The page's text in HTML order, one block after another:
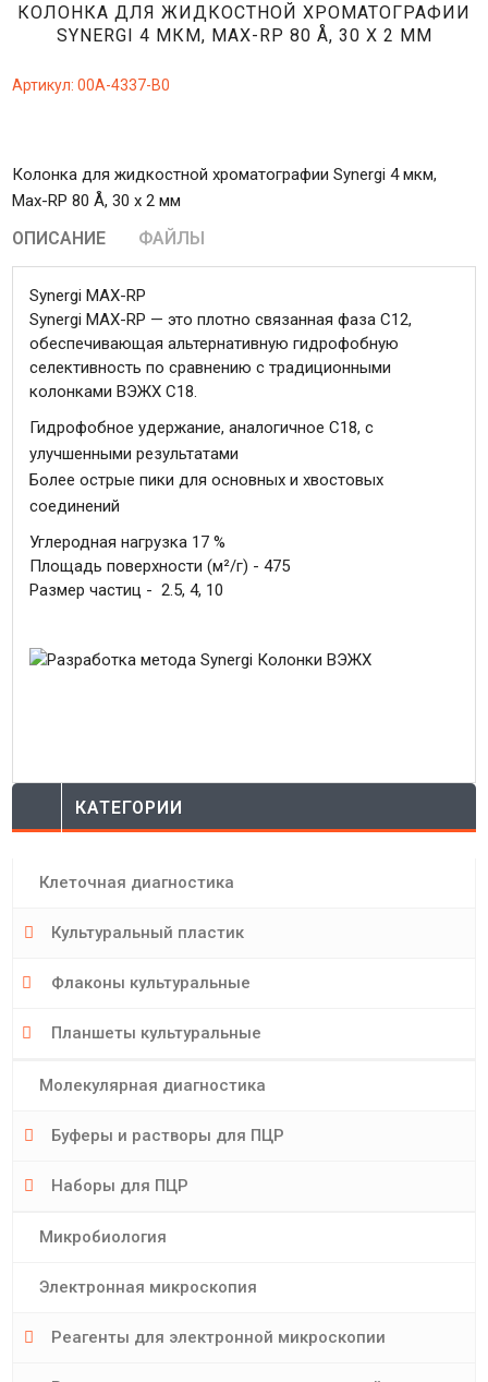
КОЛОНКА ДЛЯ ЖИДКОСТНОЙ ХРОМАТОГРАФИИ
SYNERGI 4 МКМ, MAX-RP 80 Å, 30 X 2 ММ
Артикул:00A-4337-B0
Колонка для жидкостной хроматографии Synergi 4 мкм,
Max-RP 80 Å, 30 x 2 мм
ОПИСАНИЕ ФАЙЛЫ
Synergi MAX-RP
Synergi MAX-RP — это плотно связанная фаза C12,
обеспечивающая альтернативную гидрофобную
селективность по сравнению с традиционными
колонками ВЭЖХ C18.
Гидрофобное удержание, аналогичное C18, с
улучшенными результатами
Более острые пики для основных и хвостовых
соединений
Углеродная нагрузка 17 %
Площадь поверхности (м²/г) - 475
Размер частиц - 2.5, 4, 10
КАТЕГОРИИ
Клеточная диагностика
Культуральный пластик
Флаконы культуральные
Планшеты культуральные
Молекулярная диагностика
Буферы и растворы для ПЦР
Наборы для ПЦР
Микробиология
Электронная микроскопия
Реагенты для электронной микроскопии